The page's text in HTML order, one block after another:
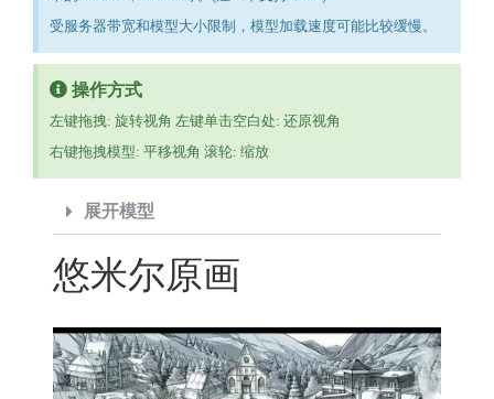
受服务器带宽和模型大小限制，模型加载速度可能比较缓慢。
操作方式
左键拖拽: 旋转视角 左键单击空白处: 还原视角
右键拖拽模型: 平移视角 滚轮: 缩放
展开模型
悠米尔原画